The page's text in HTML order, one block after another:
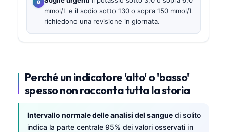
mmol/L e il sodio sotto 130 o sopra 150 mmol/L
richiedono una revisione in giornata.
Perché un indicatore 'alto' o 'basso'
spesso non racconta tutta la storia
Intervallo normale delle analisi del sangue di solito
indica la parte centrale 95% dei valori osservati in